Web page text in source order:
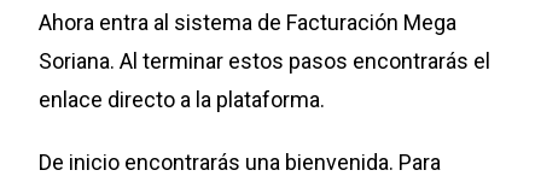
Ahora entra al sistema de Facturación Mega
Soriana. Al terminar estos pasos encontrarás el
enlace directo a la plataforma.
De inicio encontrarás una bienvenida. Para